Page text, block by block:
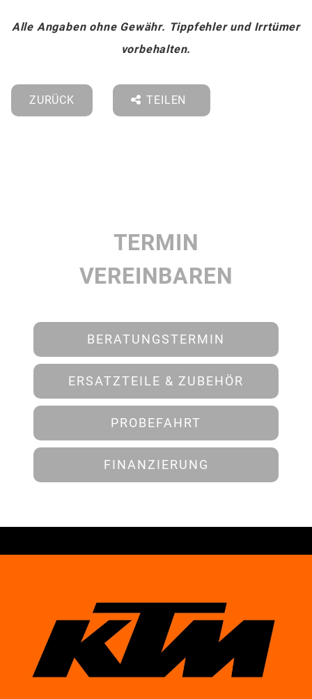
Alle Angaben ohne Gewähr. Tippfehler und Irrtümer
vorbehalten.
ZURÜCK TEILEN
TERMIN
VEREINBAREN
BERATUNGSTERMIN
ERSATZTEILE & ZUBEHÖR
PROBEFAHRT
FINANZIERUNG